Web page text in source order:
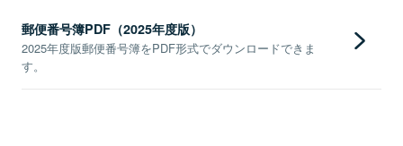
郵便番号簿PDF（2025年度版）
2025年度版郵便番号簿をPDF形式でダウンロードできま
す。